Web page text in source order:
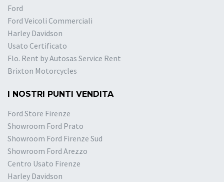
Ford
Ford Veicoli Commerciali
Harley Davidson
Usato Certificato
Flo. Rent by Autosas Service Rent
Brixton Motorcycles
I NOSTRI PUNTI VENDITA
Ford Store Firenze
Showroom Ford Prato
Showroom Ford Firenze Sud
Showroom Ford Arezzo
Centro Usato Firenze
Harley Davidson